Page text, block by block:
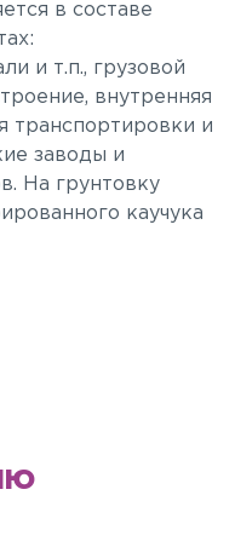
в составе
и т.п., грузовой
внутренняя
транспортировки и
заводы и
На грунтовку
каучука